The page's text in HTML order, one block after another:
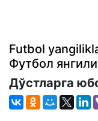
Futbol
Футбол
Дўстларга